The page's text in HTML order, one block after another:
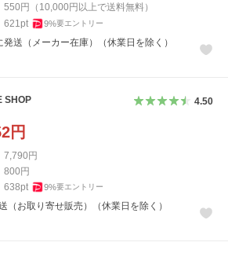
550円 （ 10,000円以上で送料無料）
621 pt 9%要エントリー
送（メーカー在庫）（休業日を除く）
SHOP 4.50
円
7,790円
800円
638pt 9%要エントリー
（お取り寄せ販売）（休業日を除く）